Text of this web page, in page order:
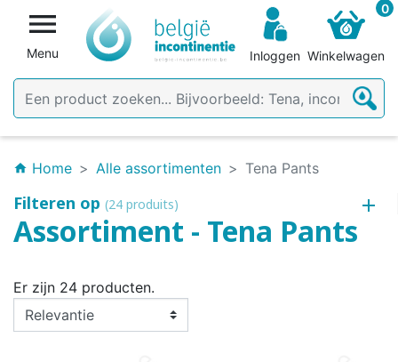

Menu Inloggen
0
Winkelwagen
home Home Alle assortimenten Tena Pants
Filteren op (24 produits)
Assortiment - Tena Pants
Er zijn 24 producten.